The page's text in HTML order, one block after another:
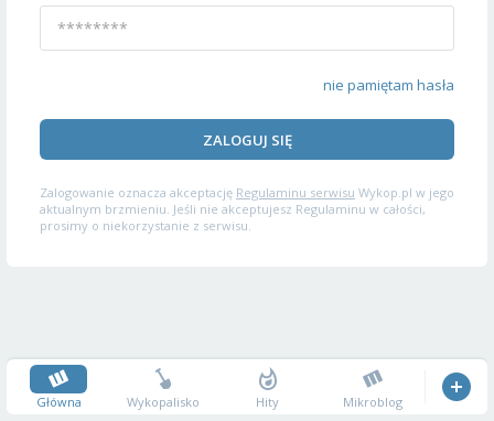
nie pamiętam hasła
ZALOGUJ SIĘ
Zalogowanie oznacza akceptację Regulaminu serwisu Wykop.pl w jego
aktualnym brzmieniu. Jeśli nie akceptujesz Regulaminu w całości,
prosimy o niekorzystanie z serwisu.
Główna Wykopalisko Hity Mikroblog